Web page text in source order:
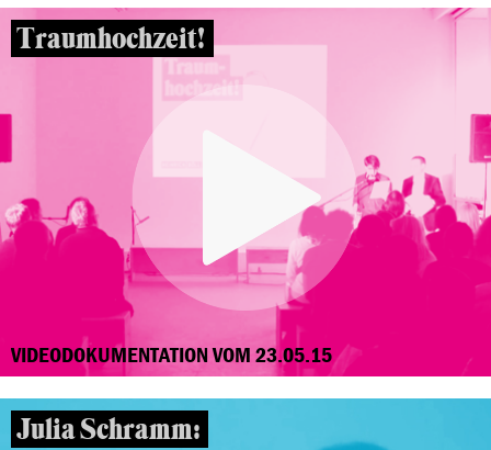
Traumhochzeit!
VIDEODOKUMENTATION VOM 23.05.15
Julia Schramm: